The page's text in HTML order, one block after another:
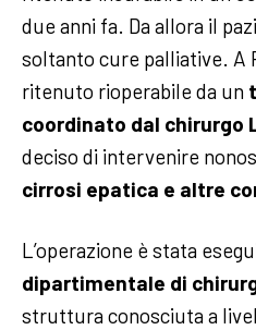
due anni fa. Da allora il
soltanto cure palliative. A
ritenuto rioperabile da un
coordinato dal chirurgo
deciso di intervenire
cirrosi epatica e altre
L’operazione è stata
dipartimentale di
struttura conosciuta a